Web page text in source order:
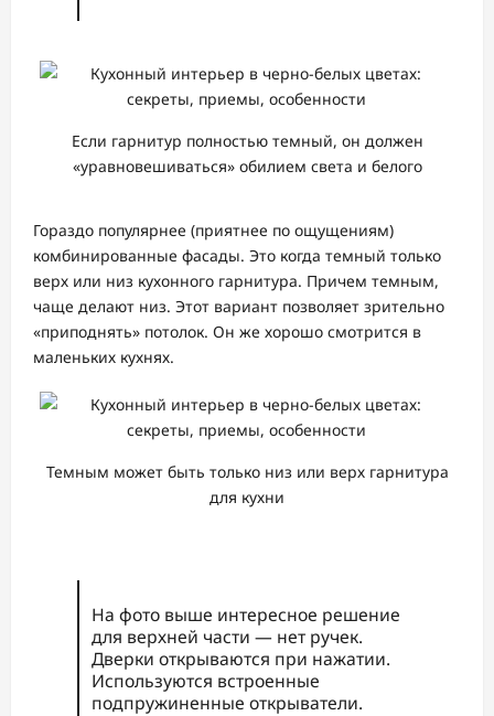
Если гарнитур полностью темный, он должен
«уравновешиваться» обилием света и белого
Гораздо популярнее (приятнее по ощущениям)
комбинированные фасады. Это когда темный только
верх или низ кухонного гарнитура. Причем темным,
чаще делают низ. Этот вариант позволяет зрительно
«приподнять» потолок. Он же хорошо смотрится в
маленьких кухнях.
Темным может быть только низ или верх гарнитура
для кухни
На фото выше интересное решение
для верхней части — нет ручек.
Дверки открываются при нажатии.
Используются встроенные
подпружиненные открыватели.